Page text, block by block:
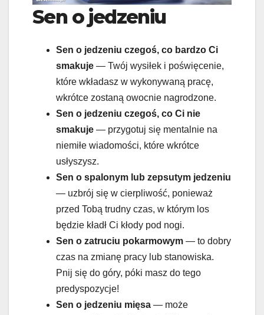
Sen o jedzeniu
Sen o jedzeniu czegoś, co bardzo Ci
smakuje — Twój wysiłek i poświęcenie,
które wkładasz w wykonywaną pracę,
wkrótce zostaną owocnie nagrodzone.
Sen o jedzeniu czegoś, co Ci nie
smakuje — przygotuj się mentalnie na
niemiłe wiadomości, które wkrótce
usłyszysz.
Sen o spalonym lub zepsutym jedzeniu
— uzbrój się w cierpliwość, ponieważ
przed Tobą trudny czas, w którym los
będzie kładł Ci kłody pod nogi.
Sen o zatruciu pokarmowym — to dobry
czas na zmianę pracy lub stanowiska.
Pnij się do góry, póki masz do tego
predyspozycje!
Sen o jedzeniu mięsa — może